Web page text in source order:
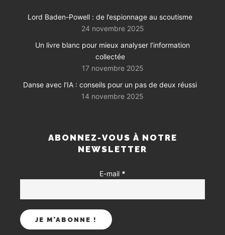
Lord Baden-Powell : de l’espionnage au scoutisme
24 novembre 2025
Un livre blanc pour mieux analyser l’information
collectée
17 novembre 2025
Danse avec l’IA : conseils pour un pas de deux réussi
14 novembre 2025
ABONNEZ-VOUS À NOTRE
NEWSLETTER
E-mail *